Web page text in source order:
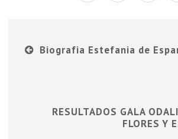
Biografia Estefania de
RESULTADOS GALA
FLORES Y